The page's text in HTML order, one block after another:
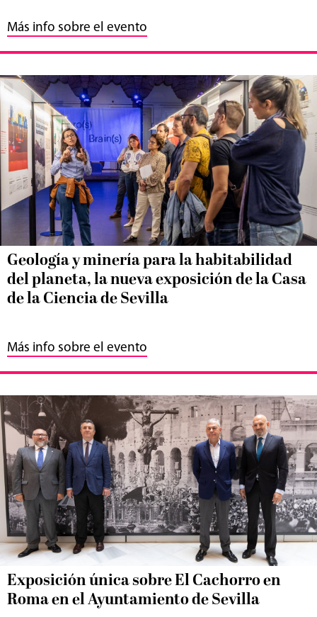
Más info sobre el evento
Geología y minería para la habitabilidad
del planeta, la nueva exposición de la Casa
de la Ciencia de Sevilla
Más info sobre el evento
Exposición única sobre El Cachorro en
Roma en el Ayuntamiento de Sevilla